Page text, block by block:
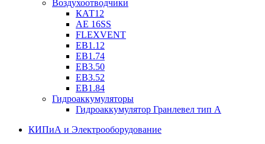
Воздухоотводчики
КАТ12
AE 16SS
FLEXVENT
EB1.12
EB1.74
EB3.50
EB3.52
EB1.84
Гидроаккумуляторы
Гидроаккумулятор Гранлевел тип А
КИПиА и Электрооборудование